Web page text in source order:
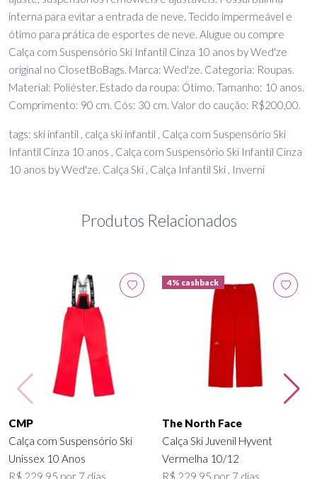
interna para evitar a entrada de neve. Tecido impermeável e
ótimo para prática de esportes de neve. Alugue ou compre
Calça com Suspensório Ski Infantil Cinza 10 anos by Wed'ze
original no ClosetBoBags. Marca: Wed'ze. Categoria: Roupas.
Material: Poliéster. Estado da roupa: Ótimo. Tamanho: 10 anos.
Comprimento: 90 cm. Cós: 30 cm. Valor do caução: R$200,00.
tags: ski infantil , calça ski infantil , Calça com Suspensório Ski
Infantil Cinza 10 anos , Calça com Suspensório Ski Infantil Cinza
10 anos by Wed'ze. Calça Ski , Calça Infantil Ski , Inverni
Produtos Relacionados
CMP
Calça com Suspensório Ski
Unissex 10 Anos
R$ 229,95 por 7 dias
4% cashback
The North Face
Calça Ski Juvenil Hyvent
Vermelha 10/12
R$ 229,95 por 7 dias